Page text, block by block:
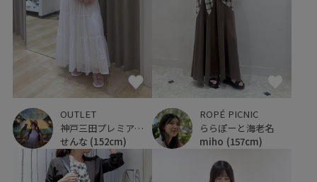
OUTLET
神戸三田プレミアム・アウトレット
せんな (152cm)
ROPÉ PICNIC
ららぽーと海老名
miho (157cm)